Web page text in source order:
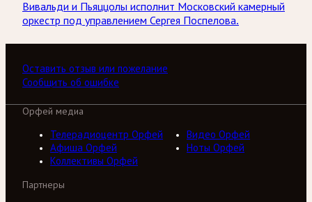
Вивальди и Пьяццолы исполнит Московский камерный
оркестр под управлением Сергея Поспелова.
Оставить отзыв или пожелание
Сообщить об ошибке
Орфей медиа
Телерадиоцентр Орфей
Видео Орфей
Афиша Орфей
Ноты Орфей
Коллективы Орфей
Партнеры